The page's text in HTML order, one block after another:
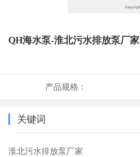
QH海水泵-淮北污水排放泵厂家
产品规格：
关键词
淮北污水排放泵厂家